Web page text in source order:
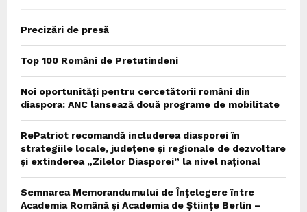
Precizări de presă
Top 100 Români de Pretutindeni
Noi oportunități pentru cercetătorii români din
diaspora: ANC lansează două programe de mobilitate
RePatriot recomandă includerea diasporei în
strategiile locale, județene și regionale de dezvoltare
și extinderea „Zilelor Diasporei” la nivel național
Semnarea Memorandumului de Înțelegere între
Academia Română și Academia de Științe Berlin –